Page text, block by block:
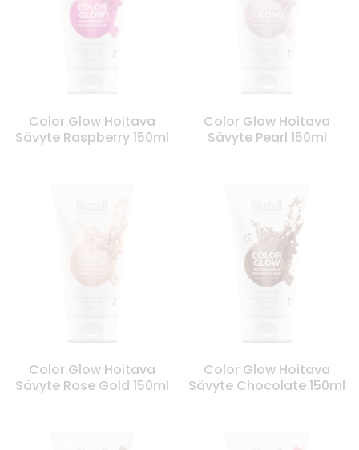
Color Glow Hoitava
Sävyte Raspberry 150ml
Color Glow Hoitava
Sävyte Pearl 150ml
Color Glow Hoitava
Sävyte Rose Gold 150ml
Color Glow Hoitava
Sävyte Chocolate 150ml